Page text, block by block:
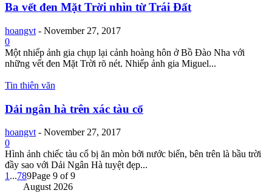
Ba vết đen Mặt Trời nhìn từ Trái Đất
hoangvt - November 27, 2017
0
Một nhiếp ảnh gia chụp lại cảnh hoàng hôn ở Bồ Đào Nha với
những vết đen Mặt Trời rõ nét. Nhiếp ảnh gia Miguel...
Tin thiên văn
Dải ngân hà trên xác tàu cổ
hoangvt - November 27, 2017
0
Hình ảnh chiếc tàu cổ bị ăn mòn bởi nước biển, bên trên là bầu trời
đầy sao với Dải Ngân Hà tuyệt đẹp...
1 ...789Page 9 of 9
August 2026